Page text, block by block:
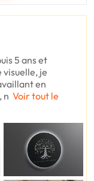
5 ans et
visuelle, je
en
n Voir tout le